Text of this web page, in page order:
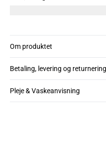
Garnet forbedrer ydeevnen og
friske det op. Ulden er let at
maskinvaskbart på et
tørretumbles. Tørres liggende
holde faconen.
lag af stoffet.
Om produktet
Betaling, levering og returnering
Pleje & Vaskeanvisning